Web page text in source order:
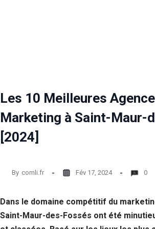
Les 10 Meilleures
Marketing à Saint-Maur-
[2024]
By comli.fr Fév 17, 2024 0
Dans le domaine compétitif du
Saint-Maur-des-Fossés ont été